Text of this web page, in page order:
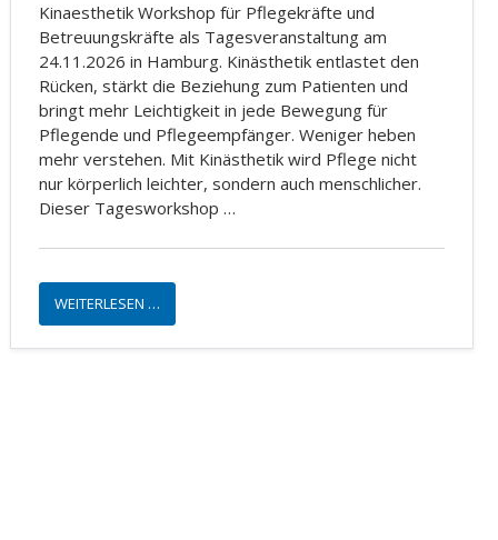
Kinaesthetik Workshop für Pflegekräfte und
Betreuungskräfte als Tagesveranstaltung am
24.11.2026 in Hamburg. Kinästhetik entlastet den
Rücken, stärkt die Beziehung zum Patienten und
bringt mehr Leichtigkeit in jede Bewegung für
Pflegende und Pflegeempfänger. Weniger heben
mehr verstehen. Mit Kinästhetik wird Pflege nicht
nur körperlich leichter, sondern auch menschlicher.
Dieser Tagesworkshop …
WEITERLESEN …